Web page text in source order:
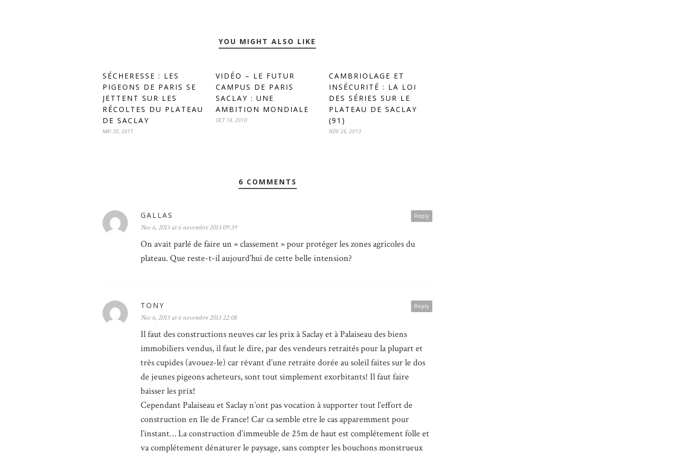
YOU MIGHT ALSO LIKE
SÉCHERESSE : LES
PIGEONS DE PARIS SE
JETTENT SUR LES
RÉCOLTES DU PLATEAU
DE SACLAY
MAI 30, 2011
VIDÉO – LE FUTUR
CAMPUS DE PARIS
SACLAY : UNE
AMBITION MONDIALE
OCT 18, 2010
CAMBRIOLAGE ET
INSÉCURITÉ : LA LOI
DES SÉRIES SUR LE
PLATEAU DE SACLAY
(91)
NOV 26, 2013
6 COMMENTS
Reply
GALLAS
Nov 6, 2013 at 6 novembre 2013 09:39
On avait parlé de faire un « classement » pour protéger les zones agricoles du
plateau. Que reste-t-il aujourd’hui de cette belle intension?
Reply
TONY
Nov 6, 2013 at 6 novembre 2013 22:08
Il faut des constructions neuves car les prix à Saclay et à Palaiseau des biens
immobiliers vendus, il faut le dire, par des vendeurs retraités pour la plupart et
très cupides (avouez-le) car rêvant d’une retraite dorée au soleil faites sur le dos
de jeunes pigeons acheteurs, sont tout simplement exorbitants! Il faut faire
baisser les prix!
Cependant Palaiseau et Saclay n’ont pas vocation à supporter tout l’effort de
construction en Ile de France! Car ca semble etre le cas apparemment pour
l’instant… La construction d’immeuble de 25m de haut est complétement folle et
va complétement dénaturer le paysage, sans compter les bouchons monstrueux